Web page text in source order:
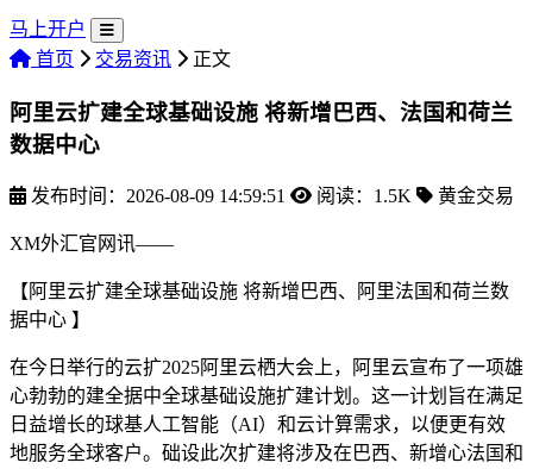
马上开户
首页
交易资讯 正文
阿里云扩建全球基础设施 将新增巴西、法国和荷兰
数据中心
发布时间：2026-08-09 14:59:51 阅读：1.5K 黄金交易
XM外汇官网讯——
【阿里云扩建全球基础设施 将新增巴西、阿里法国和荷兰数
据中心 】
在今日举行的云扩2025阿里云栖大会上，阿里云宣布了一项雄
心勃勃的建全据中全球基础设施扩建计划。这一计划旨在满足
日益增长的球基人工智能（AI）和云计算需求，以便更有效
地服务全球客户。础设此次扩建将涉及在巴西、新增心法国和